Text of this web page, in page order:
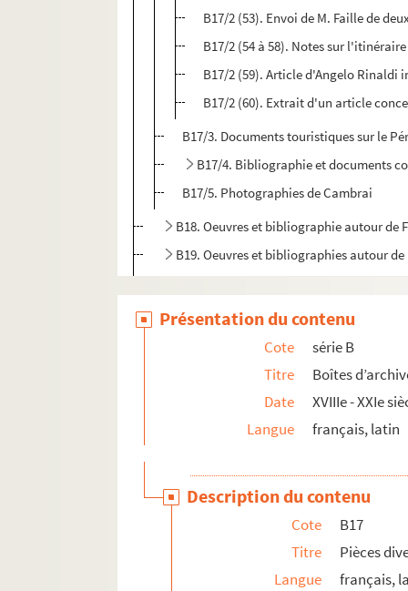
B17/2 (53). Envoi de M. Faille de
B17/2 (54 à 58). Notes sur
B17/2 (59). Article d'Angelo Rinaldi
B17/2 (60). Extrait d'un article
B17/3. Documents touristiques sur le
B17/4. Bibliographie et documents
B17/5. Photographies de Cambrai
B18. Oeuvres et bibliographie autour de
B19. Oeuvres et bibliographies autour
B21. Pièces concernant l'Académie
BB22. Pièces concernant l'iconographie
BB23. Pièces concernant l'iconographie
BB24. Pièces concernant l'iconographie
BB25. Augmentation du fonds Fénelon
BB27. Boîte manquante
BB28. Pièces concernant divers articles
Série C. Portraits gravés de Fénelon
Série D. Bibliothèque d’imprimés fénelonniens
Présentation du contenu
Cote
série B
Titre
Boîtes
Date
XVIIIe - XXIe
Langue
français, latin
Description du contenu
Cote
B17
Titre
Pièces
Langue
français,